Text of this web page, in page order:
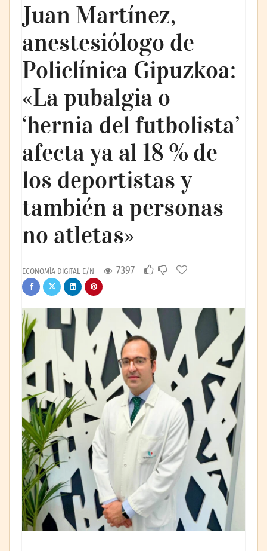
Juan Martínez,
anestesiólogo de
Policlínica Gipuzkoa:
«La pubalgia o
‘hernia del futbolista’
afecta ya al 18 % de
los deportistas y
también a personas
no atletas»
ECONOMÍA DIGITAL E/N 7397